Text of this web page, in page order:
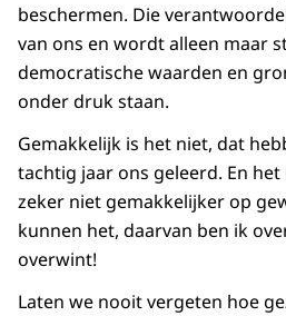
beschermen. Die
van ons en wordt alleen maar
democratische waarden en
onder druk staan.
Gemakkelijk is het niet, dat
tachtig jaar ons geleerd. En
zeker niet gemakkelijker op
kunnen het, daarvan ben ik
overwint!
Laten we nooit vergeten hoe